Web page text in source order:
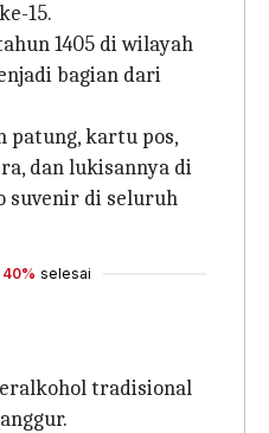
15.
1405 di wilayah
bagian dari
patung, kartu pos,
dan lukisannya di
suvenir di seluruh
40% selesai
tradisional